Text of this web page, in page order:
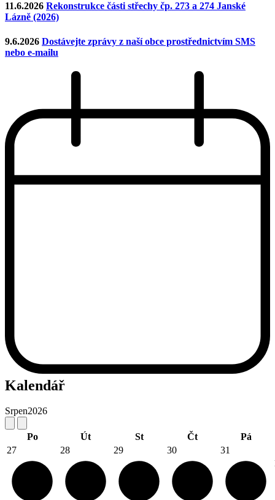
11.6.2026 Rekonstrukce části střechy čp. 273 a 274 Janské
Lázně (2026)
9.6.2026 Dostávejte zprávy z naší obce prostřednictvím SMS
nebo e-mailu
Kalendář
Srpen2026
Po Út St Čt
Pá
27
28 29 30
31